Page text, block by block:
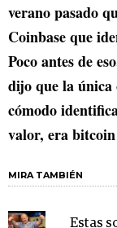
verano pasado
Coinbase que
Poco antes de
dijo que la única
cómodo
valor, era
MIRA TAMBIÉN
Estas